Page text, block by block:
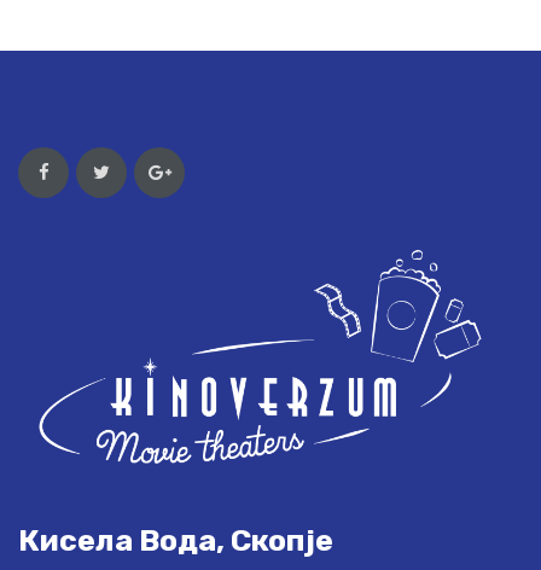
Кисела Вода, Скопје